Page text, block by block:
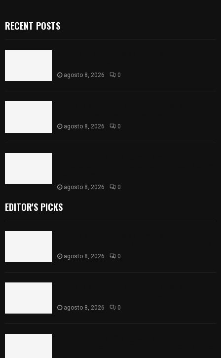
RECENT POSTS
agosto 8, 2026 0
agosto 8, 2026 0
agosto 8, 2026 0
EDITOR'S PICKS
agosto 8, 2026 0
agosto 8, 2026 0